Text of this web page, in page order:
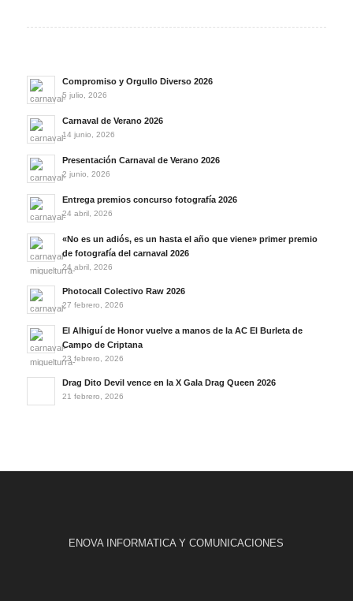
Compromiso y Orgullo Diverso 2026
5 julio, 2026
Carnaval de Verano 2026
14 junio, 2026
Presentación Carnaval de Verano 2026
2 junio, 2026
Entrega premios concurso fotografía 2026
24 abril, 2026
«No es un adiós, es un hasta el año que viene» primer premio
de fotografía del carnaval 2026
24 abril, 2026
Photocall Colectivo Raw 2026
27 febrero, 2026
El Alhiguí de Honor vuelve a manos de la AC El Burleta de
Campo de Criptana
23 febrero, 2026
Drag Dito Devil vence en la X Gala Drag Queen 2026
21 febrero, 2026
ENOVA INFORMATICA Y COMUNICACIONES